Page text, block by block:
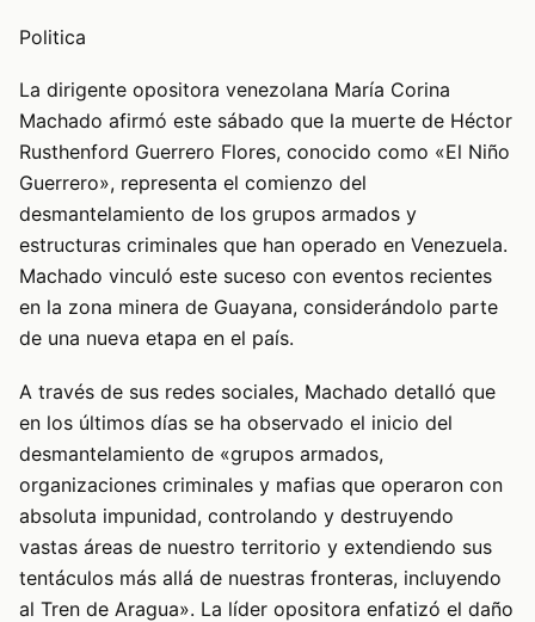
Politica
La dirigente opositora venezolana María Corina
Machado afirmó este sábado que la muerte de Héctor
Rusthenford Guerrero Flores, conocido como «El Niño
Guerrero», representa el comienzo del
desmantelamiento de los grupos armados y
estructuras criminales que han operado en Venezuela.
Machado vinculó este suceso con eventos recientes
en la zona minera de Guayana, considerándolo parte
de una nueva etapa en el país.
A través de sus redes sociales, Machado detalló que
en los últimos días se ha observado el inicio del
desmantelamiento de «grupos armados,
organizaciones criminales y mafias que operaron con
absoluta impunidad, controlando y destruyendo
vastas áreas de nuestro territorio y extendiendo sus
tentáculos más allá de nuestras fronteras, incluyendo
al Tren de Aragua». La líder opositora enfatizó el daño